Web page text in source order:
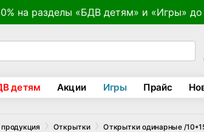
на разделы «БДВ детям» и «Игры»
детям Акции Игры Прайс
Открытки Открытки одинарные /